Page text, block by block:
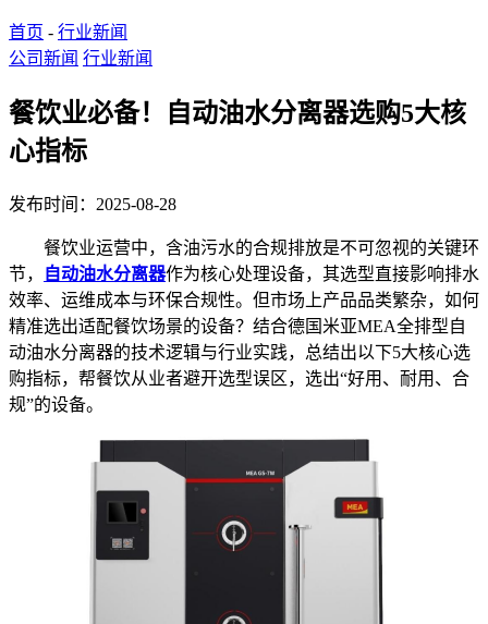
首页 - 行业新闻
公司新闻 行业新闻
餐饮业必备！自动油水分离器选购5大核
心指标
发布时间：2025-08-28
餐饮业运营中，含油污水的合规排放是不可忽视的关键环
节，
自动油水分离器作为核心处理设备，其选型直接影响排水
效率、运维成本与环保合规性。但市场上产品品类繁杂，如何
精准选出适配餐饮场景的设备？结合德国米亚MEA全排型自
动油水分离器的技术逻辑与行业实践，总结出以下5大核心选
购指标，帮餐饮从业者避开选型误区，选出“好用、耐用、合
规”的设备。